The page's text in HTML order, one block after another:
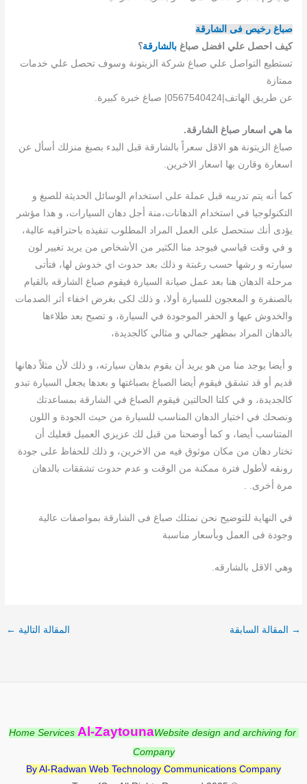
صباغ رخيص فى الشارقة
كيف احصل علي افضل صباغ بالشارقة؟
تستطيع التواصل علي صباغ شركة الزيتونة وسوف تحصل علي خدمات
ممتازة
عن طريق الهاتف|0567540424| صباغ خبرة كبيرة.
ما هي اسعار صباغ الشارقة.
صباغ الزيتونة هو الاقل سعراً بالشارقة قبل البدء بصبغ منزلك أسأل عن
اسعارة وقارن بها اسعار الاخرين.
كما أنه يتم تدريبه قبل عملة على استخدام الوسائل الحديثة للصبغ و
التكنولوجيا في استخدام الدهانات،منة أجل دهان السيارات، و هذا مؤشر
يؤدى أنك ستحصل على العمل المراد المطلوب تنفيذه باحترافيه عالية،
و في وقت قياسي فيوجد منا الكثير من الأشخاص من يريد تغيير لون
سيارته و رشها حسب رغبتة و ذلك بعد حدوث اي خدوش لها، فتأتى
مرحلة الدهان هنا بعد عمل صيانة السيارة فيقوم صباغ الشارقه بالقيام
بالصنفرة و المعجون للسيارة أولا، و ذلك لكى بغرض اخفاء أثر الصدمات
والخدوش عيها و الحفر الموجودة في السيارة، و تصبح بعد طلاءها
بالدهان المراد بمظهر جمالي و مثالي كالجديدة،
و أيضا يوجد منا من هو يريد أن يقوم بدهان سيارته، و ذلك لأن مثلاً دهانها
قديم أو قد تشقق فيقوم أيضا الصباغ بصباغتها و بعدها يجعل السيارة تبدو
كالجديدة، و في كلتا الحالتين فيقوم الصباغ في الشارقة بمساعدتك
ونصحك في اختيار الدهان المناسب للسيارة من حيث الجودة و اللون
المتناسب أيضا، و كما أوضحنا من قبل لك عزيزي العميل فعليك أن
تختار دهان من مكان موثوق فيه من الاخرين، و ذلك للحفاظ على جودة
رونقه لأطول فترة ممكنة من الوقت و عدم حدوث تشققات بالدهان
مرة أخرى. .
في النهاية للتوضيح نحن نمتلك صباغ فى الشارقة بمواصفات عالية
وجودة فى العمل وبأسعار مناسبة
وهي الاقل بالشارقه.
→ المقالة السابقة المقالة التالية ←
Website design and archiving for
Al-Zaytouna
Home Services
Company
By Al-Radwan Web Technology Communications Company